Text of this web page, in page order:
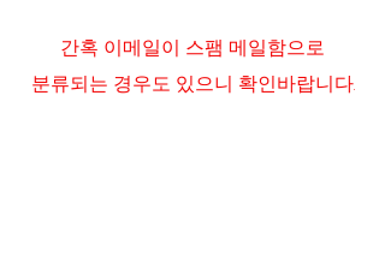
간혹 이메일이 스팸 메일함으로
분류되는 경우도 있으니 확인바랍니다.